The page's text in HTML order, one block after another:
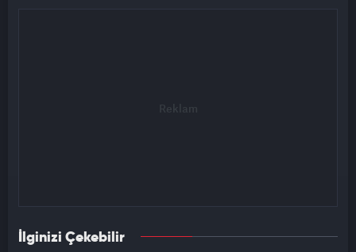
İlginizi Çekebilir